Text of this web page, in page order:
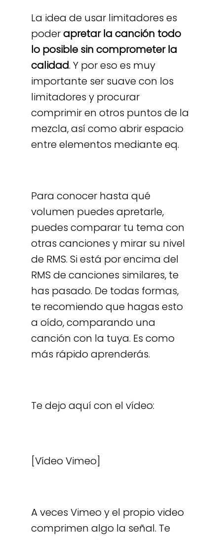
La idea de usar limitadores es
poderapretar la canción todo
lo posible sin comprometer la
calidad. Y por eso es muy
importante ser suave con los
limitadores y procurar
comprimir en otros puntos de la
mezcla, así como abrir espacio
entre elementos mediante eq.
Para conocer hasta qué
volumen puedes apretarle,
puedes comparar tu tema con
otras canciones y mirar su nivel
de RMS. Si está por encima del
RMS de canciones similares, te
has pasado. De todas formas,
te recomiendo que hagas esto
a oído, comparando una
canción con la tuya. Es como
más rápido aprenderás.
Te dejo aquí con el vídeo:
[Vídeo Vimeo]
A veces Vimeo y el propio video
comprimen algo la señal. Te